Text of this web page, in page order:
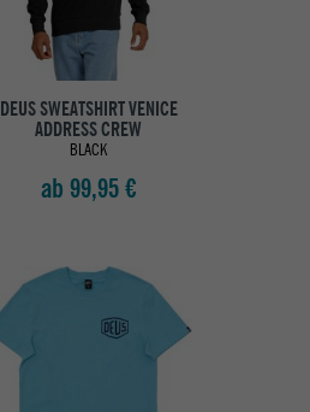
DEUS SWEATSHIRT VENICE
ADDRESS CREW
BLACK
ab 99,95 €